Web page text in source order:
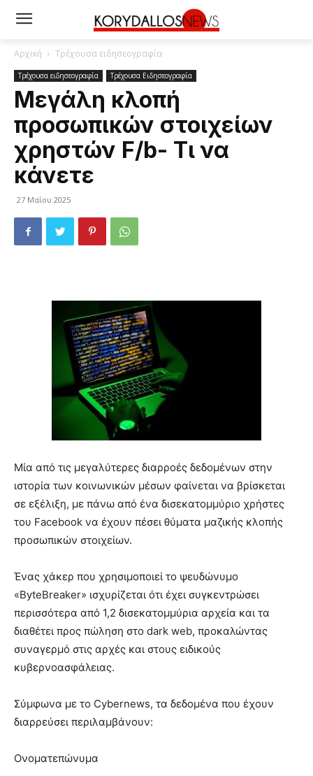
Αρχική Τρέχουσα ειδησεογραφία
Τρέχουσα ειδησεογραφία Τρέχουσα Ειδησεογραφία
Μεγάλη κλοπή
προσωπικών στοιχείων
χρηστών F/b- Τι να
κάνετε
27 Μαΐου 2025
Μία από τις μεγαλύτερες διαρροές δεδομένων στην
ιστορία των κοινωνικών μέσων φαίνεται να βρίσκεται
σε εξέλιξη, με πάνω από ένα δισεκατομμύριο χρήστες
του Facebook να έχουν πέσει θύματα μαζικής κλοπής
προσωπικών στοιχείων.
Ένας χάκερ που χρησιμοποιεί το ψευδώνυμο
«ByteBreaker» ισχυρίζεται ότι έχει συγκεντρώσει
περισσότερα από 1,2 δισεκατομμύρια αρχεία και τα
διαθέτει προς πώληση στο dark web, προκαλώντας
συναγερμό στις αρχές και στους ειδικούς
κυβερνοασφάλειας.
Σύμφωνα με το Cybernews, τα δεδομένα που έχουν
διαρρεύσει περιλαμβάνουν:
Ονοματεπώνυμα